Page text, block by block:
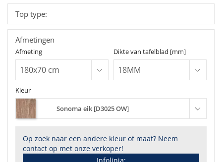
Kleur
Sonoma eik [D3025 OW]
Op zoek naar een andere kleur of maat? Neem
contact op met onze verkoper!
Afmeting Dikte van tafelblad [mm]
Afmetingen
Top type: